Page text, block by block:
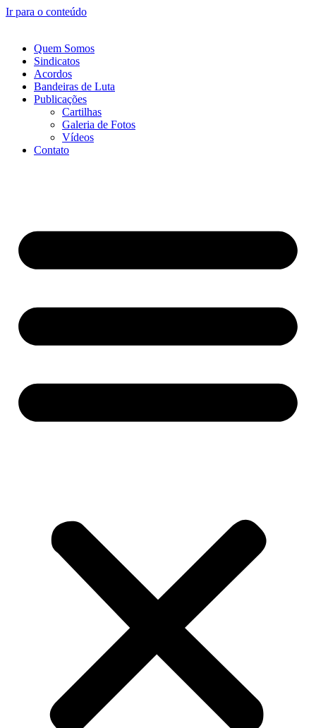
Ir para o conteúdo
Quem Somos
Sindicatos
Acordos
Bandeiras de Luta
Publicações
Cartilhas
Galeria de Fotos
Vídeos
Contato